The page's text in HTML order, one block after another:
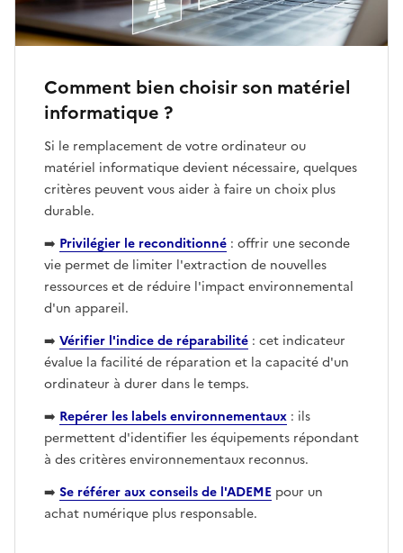
Comment bien choisir son matériel
informatique ?
Si le remplacement de votre ordinateur ou
matériel informatique devient nécessaire, quelques
critères peuvent vous aider à faire un choix plus
durable.
➡️ Privilégier le reconditionné : offrir une seconde
vie permet de limiter l'extraction de nouvelles
ressources et de réduire l'impact environnemental
d'un appareil.
➡️ Vérifier l'indice de réparabilité : cet indicateur
évalue la facilité de réparation et la capacité d'un
ordinateur à durer dans le temps.
➡️ Repérer les labels environnementaux : ils
permettent d'identifier les équipements répondant
à des critères environnementaux reconnus.
➡️ Se référer aux conseils de l'ADEME pour un
achat numérique plus responsable.